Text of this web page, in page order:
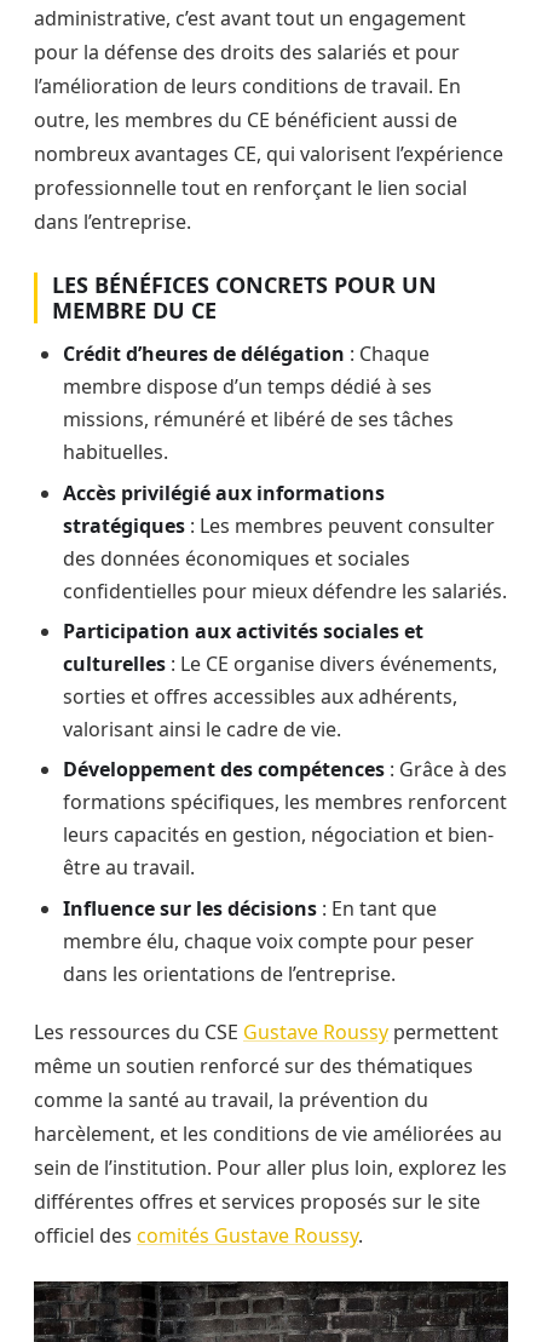
administrative, c’est avant tout un engagement
pour la défense des droits des salariés et pour
l’amélioration de leurs conditions de travail. En
outre, les membres du CE bénéficient aussi de
nombreux avantages CE, qui valorisent l’expérience
professionnelle tout en renforçant le lien social
dans l’entreprise.
LES BÉNÉFICES CONCRETS POUR UN
MEMBRE DU CE
Crédit d’heures de délégation : Chaque
membre dispose d’un temps dédié à ses
missions, rémunéré et libéré de ses tâches
habituelles.
Accès privilégié aux informations
stratégiques : Les membres peuvent consulter
des données économiques et sociales
confidentielles pour mieux défendre les salariés.
Participation aux activités sociales et
culturelles : Le CE organise divers événements,
sorties et offres accessibles aux adhérents,
valorisant ainsi le cadre de vie.
Développement des compétences : Grâce à des
formations spécifiques, les membres renforcent
leurs capacités en gestion, négociation et bien-
être au travail.
Influence sur les décisions : En tant que
membre élu, chaque voix compte pour peser
dans les orientations de l’entreprise.
Les ressources du CSE Gustave Roussy permettent
même un soutien renforcé sur des thématiques
comme la santé au travail, la prévention du
harcèlement, et les conditions de vie améliorées au
sein de l’institution. Pour aller plus loin, explorez les
différentes offres et services proposés sur le site
officiel des comités Gustave Roussy.